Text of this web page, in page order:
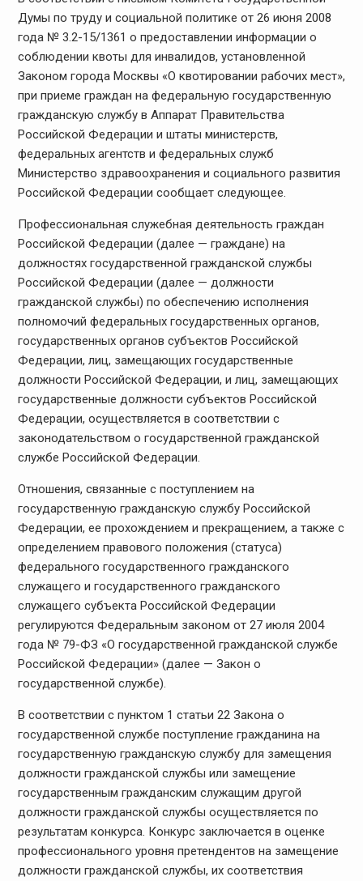
Думы по труду и социальной политике от 26 июня 2008
года № 3.2-15/1361 о предоставлении информации о
соблюдении квоты для инвалидов, установленной
Законом города Москвы «О квотировании рабочих мест»,
при приеме граждан на федеральную государственную
гражданскую службу в Аппарат Правительства
Российской Федерации и штаты министерств,
федеральных агентств и федеральных служб
Министерство здравоохранения и социального развития
Российской Федерации сообщает следующее.
Профессиональная служебная деятельность граждан
Российской Федерации (далее — граждане) на
должностях государственной гражданской службы
Российской Федерации (далее — должности
гражданской службы) по обеспечению исполнения
полномочий федеральных государственных органов,
государственных органов субъектов Российской
Федерации, лиц, замещающих государственные
должности Российской Федерации, и лиц, замещающих
государственные должности субъектов Российской
Федерации, осуществляется в соответствии с
законодательством о государственной гражданской
службе Российской Федерации.
Отношения, связанные с поступлением на
государственную гражданскую службу Российской
Федерации, ее прохождением и прекращением, а также с
определением правового положения (статуса)
федерального государственного гражданского
служащего и государственного гражданского
служащего субъекта Российской Федерации
регулируются Федеральным законом от 27 июля 2004
года № 79-ФЗ «О государственной гражданской службе
Российской Федерации» (далее — Закон о
государственной службе).
В соответствии с пунктом 1 статьи 22 Закона о
государственной службе поступление гражданина на
государственную гражданскую службу для замещения
должности гражданской службы или замещение
государственным гражданским служащим другой
должности гражданской службы осуществляется по
результатам конкурса. Конкурс заключается в оценке
профессионального уровня претендентов на замещение
должности гражданской службы, их соответствия